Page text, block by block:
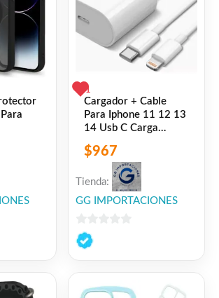
Facebook
WhatsApp
Gmail
EmailCopy
Link
Share
recomiendan este producto
Lisa
1
Cargador + Cable
Para Iphone 11 12 13
14 Usb C Carga
Rápida Blanco
$967
Tienda:
GG IMPORTACIONES
0
de